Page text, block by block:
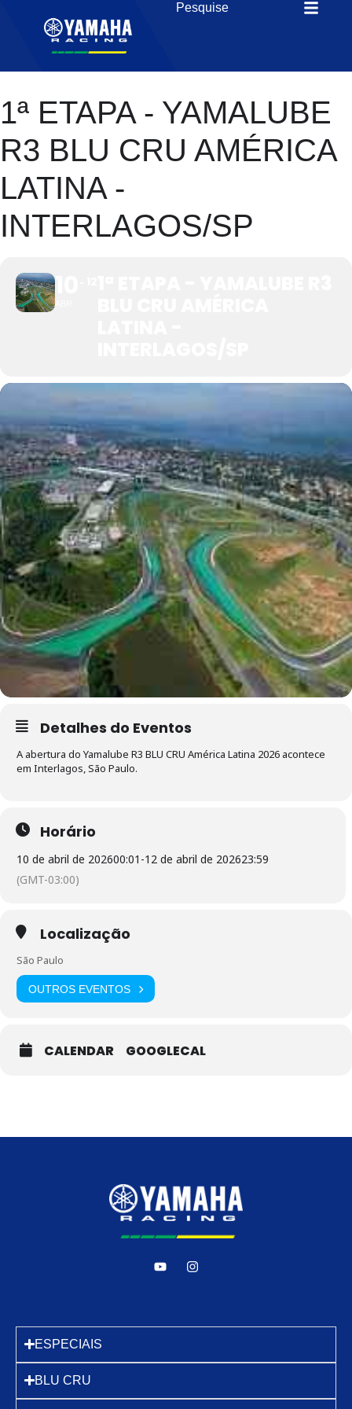
1ª ETAPA - YAMALUBE
R3 BLU CRU AMÉRICA
LATINA -
INTERLAGOS/SP
Detalhes do Eventos
A abertura do Yamalube R3 BLU CRU América Latina 2026 acontece
em Interlagos, São Paulo.
Horário
10 de abril de 202600:01 -12 de abril de 202623:59
(GMT-03:00)
Localização
São Paulo
OUTROS EVENTOS
CALENDAR GOOGLECAL
ESPECIAIS
BLU CRU